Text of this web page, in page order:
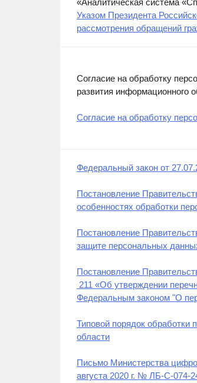
«Аналитическая система
Указом Президента
рассмотрения обращений
Согласие на обработку
развития информационного
Согласие на обработку
Федеральный закон от
Постановление
особенностях обработки
Постановление
защите персональных
Постановление
211 «Об утверждении
Федеральным законом "О
Типовой порядок
области
Письмо Министерства
августа 2020 г. № ЛБ-С-074-